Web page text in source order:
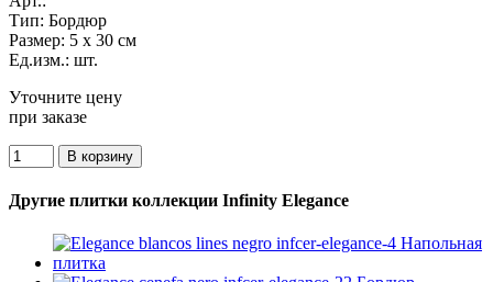
Тип: Бордюр
Размер: 5 x 30 см
Ед.изм.: шт.
Уточните цену
при заказе
Другие плитки коллекции Infinity Elegance